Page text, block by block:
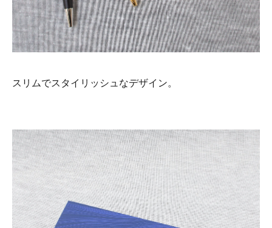
スリムでスタイリッシュなデザイン。